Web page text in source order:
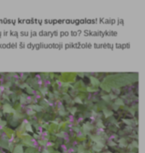
kraštų superaugalas! Kaip ją
ir ką su ja daryti po to? Skaitykite
ši dygliuotoji piktžolė turėtų tapti